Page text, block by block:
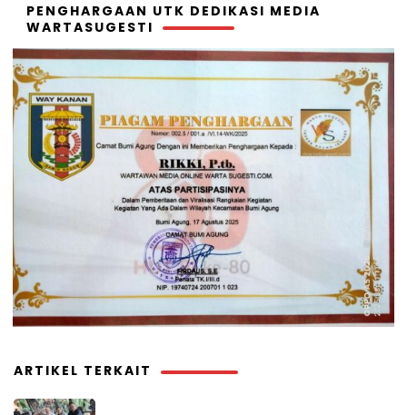
PENGHARGAAN UTK DEDIKASI MEDIA
WARTASUGESTI
ARTIKEL TERKAIT